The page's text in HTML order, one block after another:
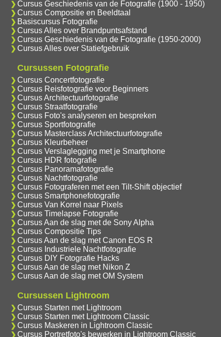
Cursus Geschiedenis van de Fotografie (1900 - 1950)
Cursus Compositie en Beeldtaal
Basiscursus Fotografie
Cursus Alles over Brandpuntsafstand
Cursus Geschiedenis van de Fotografie (1950-2000)
Cursus Alles over Statiefgebruik
Cursussen Fotografie
Cursus Concertfotografie
Cursus Reisfotografie voor Beginners
Cursus Architectuurfotografie
Cursus Straatfotografie
Cursus Foto's analyseren en bespreken
Cursus Sportfotografie
Cursus Masterclass Architectuurfotografie
Cursus Kleurbeheer
Cursus Verslaglegging met je Smartphone
Cursus HDR fotografie
Cursus Panoramafotografie
Cursus Nachtfotografie
Cursus Fotograferen met een Tilt-Shift objectief
Cursus Smartphonefotografie
Cursus Van Korrel naar Pixels
Cursus Timelapse Fotografie
Cursus Aan de slag met de Sony Alpha
Cursus Compositie Tips
Cursus Aan de slag met Canon EOS R
Cursus Industriele Nachtfotografie
Cursus DIY Fotografie Hacks
Cursus Aan de slag met Nikon Z
Cursus Aan de slag met OM System
Cursussen Lightroom
Cursus Starten met Lightroom
Cursus Starten met Lightroom Classic
Cursus Maskeren in Lightroom Classic
Cursus Portretfoto's bewerken in Lightroom Classic